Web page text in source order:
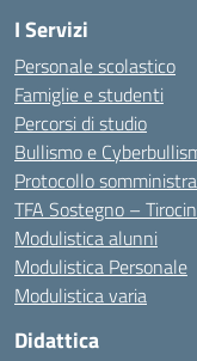
I Servizi
Personale scolastico
Famiglie e studenti
Percorsi di studio
Bullismo e
Protocollo
TFA Sostegno –
Modulistica alunni
Modulistica Personale
Modulistica varia
Didattica